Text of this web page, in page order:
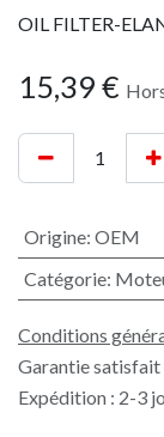
OIL FILTER-
15,39 €
Origine: OEM
Catégorie:
Conditions
Garantie satisfait
Expédition : 2-3